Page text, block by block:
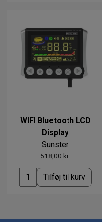
WIFI Bluetooth LCD
Display
Sunster
518,00 kr.
Tilføj til kurv